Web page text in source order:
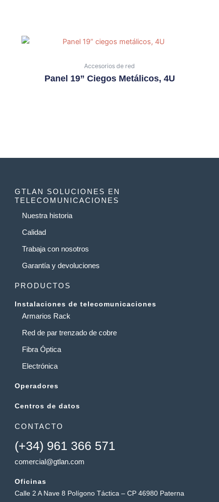
Accesorios de red
Panel 19” Ciegos Metálicos, 4U
GTLAN SOLUCIONES EN
TELECOMUNICACIONES
Nuestra historia
Calidad
Trabaja con nosotros
Garantía y devoluciones
PRODUCTOS
Instalaciones de telecomunicaciones
Armarios Rack
Red de par trenzado de cobre
Fibra Óptica
Electrónica
Operadores
Centros de datos
CONTACTO
(+34) 961 366 571
comercial@gtlan.com
Oficinas
Calle 2 A Nave 8 Polígono Táctica – CP 46980 Paterna